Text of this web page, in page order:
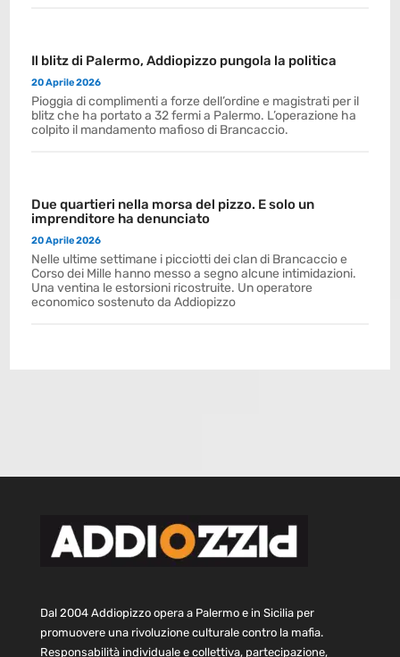
Il blitz di Palermo, Addiopizzo pungola la politica
20 Aprile 2026
Pioggia di complimenti a forze dell’ordine e magistrati per il
blitz che ha portato a 32 fermi a Palermo. L’operazione ha
colpito il mandamento mafioso di Brancaccio.
Due quartieri nella morsa del pizzo. E solo un
imprenditore ha denunciato
20 Aprile 2026
Nelle ultime settimane i picciotti dei clan di Brancaccio e
Corso dei Mille hanno messo a segno alcune intimidazioni.
Una ventina le estorsioni ricostruite. Un operatore
economico sostenuto da Addiopizzo
Dal 2004 Addiopizzo opera a Palermo e in Sicilia per
promuovere una rivoluzione culturale contro la mafia.
Responsabilità individuale e collettiva, partecipazione,